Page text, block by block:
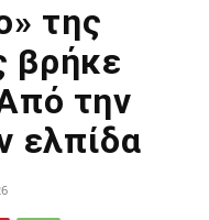
της
βρήκε
την
ελπίδα